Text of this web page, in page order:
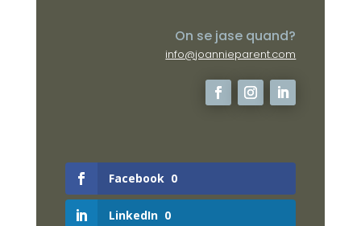
On se jase quand?
info@joannieparent.com
Facebook 0
LinkedIn 0